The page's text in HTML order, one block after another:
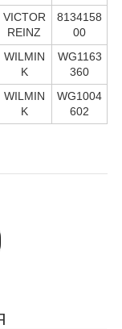
VICTOR
REINZ
8134158
00
WILMIN
K
WG1163
360
WILMIN
K
WG1004
602